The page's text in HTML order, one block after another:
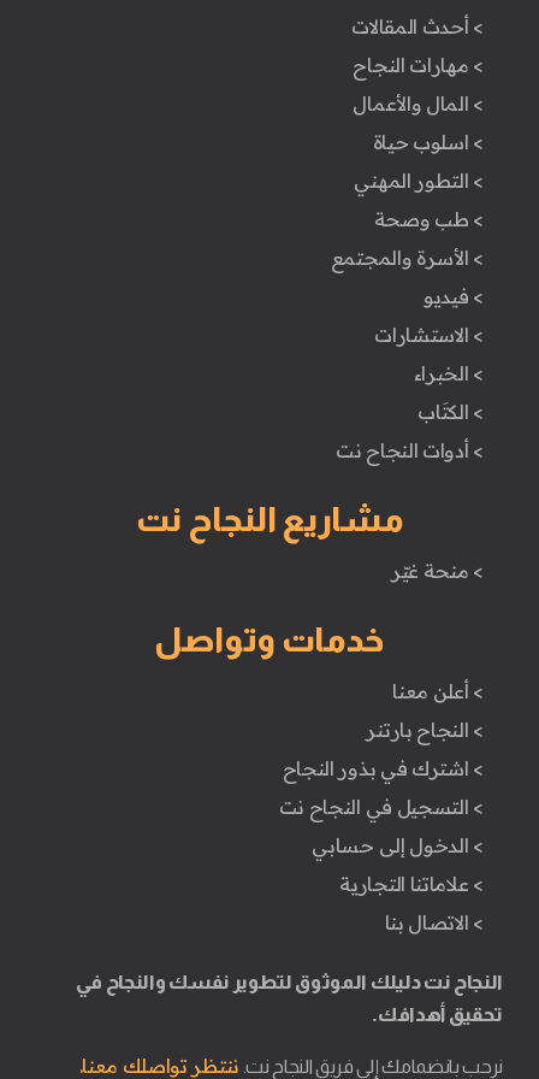
> أحدث المقالات
> مهارات النجاح
> المال والأعمال
> اسلوب حياة
> التطور المهني
> طب وصحة
> الأسرة والمجتمع
> فيديو
> الاستشارات
> الخبراء
> الكتَاب
> أدوات النجاح نت
مشاريع النجاح نت
> منحة غيّر
خدمات وتواصل
> أعلن معنا
> النجاح بارتنر
> اشترك في بذور النجاح
> التسجيل في النجاح نت
> الدخول إلى حسابي
> علاماتنا التجارية
> الاتصال بنا
النجاح نت دليلك الموثوق لتطوير نفسك والنجاح في
تحقيق أهدافك.
نرحب بانضمامك إلى فريق النجاح نت. ننتظر تواصلك معنا.